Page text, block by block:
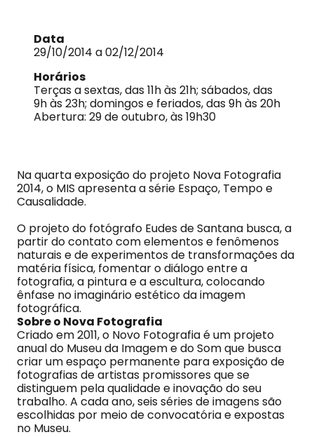
Data
29/10/2014 a 02/12/2014
Horários
Terças a sextas, das 11h às 21h; sábados, das
9h às 23h; domingos e feriados, das 9h às 20h
Abertura: 29 de outubro, às 19h30
Na quarta exposição do projeto Nova Fotografia
2014, o MIS apresenta a série Espaço, Tempo e
Causalidade.
O projeto do fotógrafo Eudes de Santana busca, a
partir do contato com elementos e fenômenos
naturais e de experimentos de transformações da
matéria física, fomentar o diálogo entre a
fotografia, a pintura e a escultura, colocando
ênfase no imaginário estético da imagem
fotográfica.
Sobre o Nova Fotografia
Criado em 2011, o Novo Fotografia é um projeto
anual do Museu da Imagem e do Som que busca
criar um espaço permanente para exposição de
fotografias de artistas promissores que se
distinguem pela qualidade e inovação do seu
trabalho. A cada ano, seis séries de imagens são
escolhidas por meio de convocatória e expostas
no Museu.